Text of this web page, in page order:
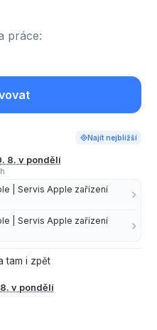
práce:
Najít nejbližší
8. v pondělí
| Servis Apple zařízení
| Servis Apple zařízení
tam i zpět
8. v pondělí